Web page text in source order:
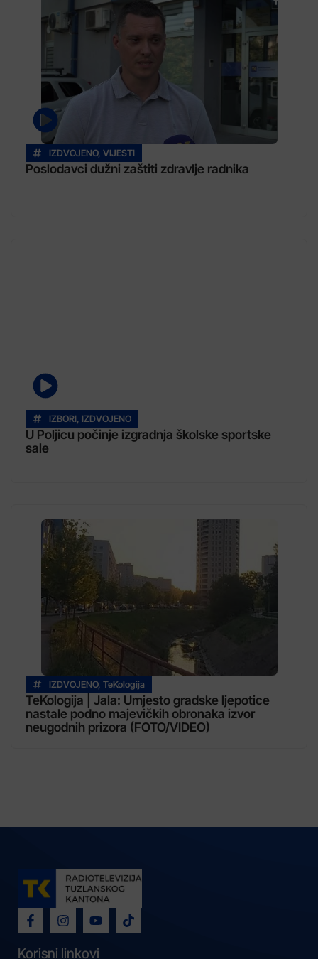
IZDVOJENO, VIJESTI
Poslodavci dužni zaštiti zdravlje radnika
IZBORI, IZDVOJENO
U Poljicu počinje izgradnja školske sportske
sale
IZDVOJENO, TeKologija
TeKologija | Jala: Umjesto gradske ljepotice
nastale podno majevičkih obronaka izvor
neugodnih prizora (FOTO/VIDEO)
Korisni linkovi